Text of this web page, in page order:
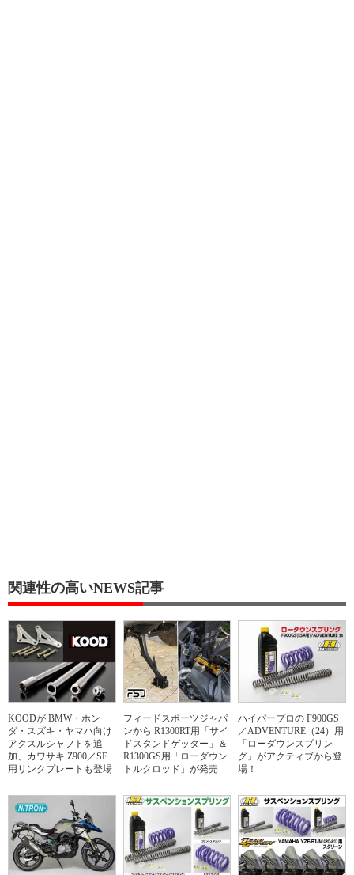
関連性の高いNEWS記事
KOODが BMW・ホン
ダ・スズキ・ヤマハ向け
アクスルシャフトを追
加、カワサキ Z900／SE
用リンクプレートも登場
フィードスポーツジャパ
ンから R1300RT用「サイ
ドスタンドゲッター」＆
R1300GS用「ローダウン
トルクロッド」が発売
ハイパープロの F900GS
／ADVENTURE（24）用
「ローダウンスプリン
グ」がアクティブから登
場！